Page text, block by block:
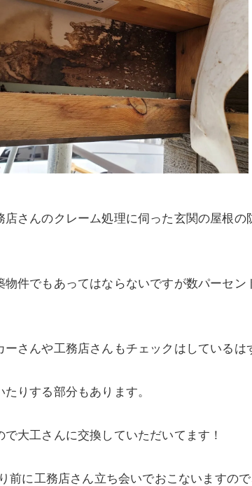
さんのクレーム処理に伺った玄関の屋根
件でもあってはならないですが数パーセ
さんや工務店さんもチェックはしているは
りする部分もあります。
大工さんに交換していただいてます！
に工務店さん立ち会いでおこないますの